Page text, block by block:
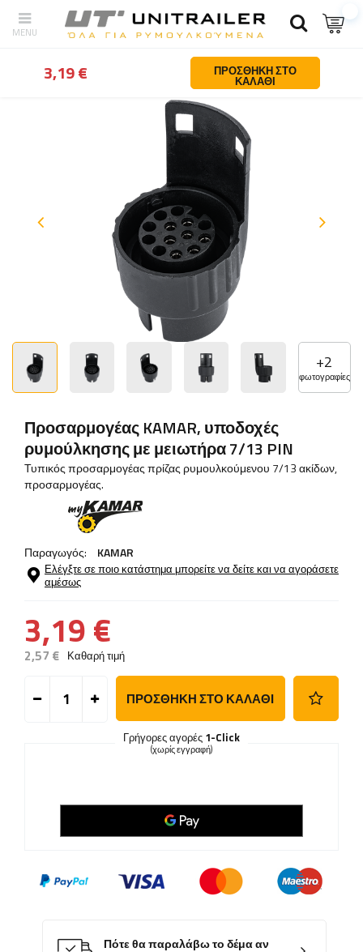
Σπίτι Φωτισμος και ηλεκτρολογικα Πριζες | βυσματα |
+2
φωτογραφίες
Προσαρμογέας KAMAR, υποδοχές
ρυμούλκησης με μειωτήρα 7/13 PIN
Τυπικός προσαρμογέας πρίζας ρυμουλκούμενου 7/13 ακίδων,
προσαρμογέας.
Παραγωγός: KAMAR
Ελέγξτε σε ποιο κατάστημα μπορείτε να δείτε και να αγοράσετε
αμέσως
3,19 €
2,57 € Καθαρή τιμή
ΠΡΟΣΘΉΚΗ ΣΤΟ ΚΑΛΆΘΙ
Γρήγορες αγορές 1-Click
(χωρίς εγγραφή)
Πότε θα παραλάβω το δέμα αν
3,19 € ΠΡΟΣΘΉΚΗ ΣΤΟ
ΚΑΛΆΘΙ